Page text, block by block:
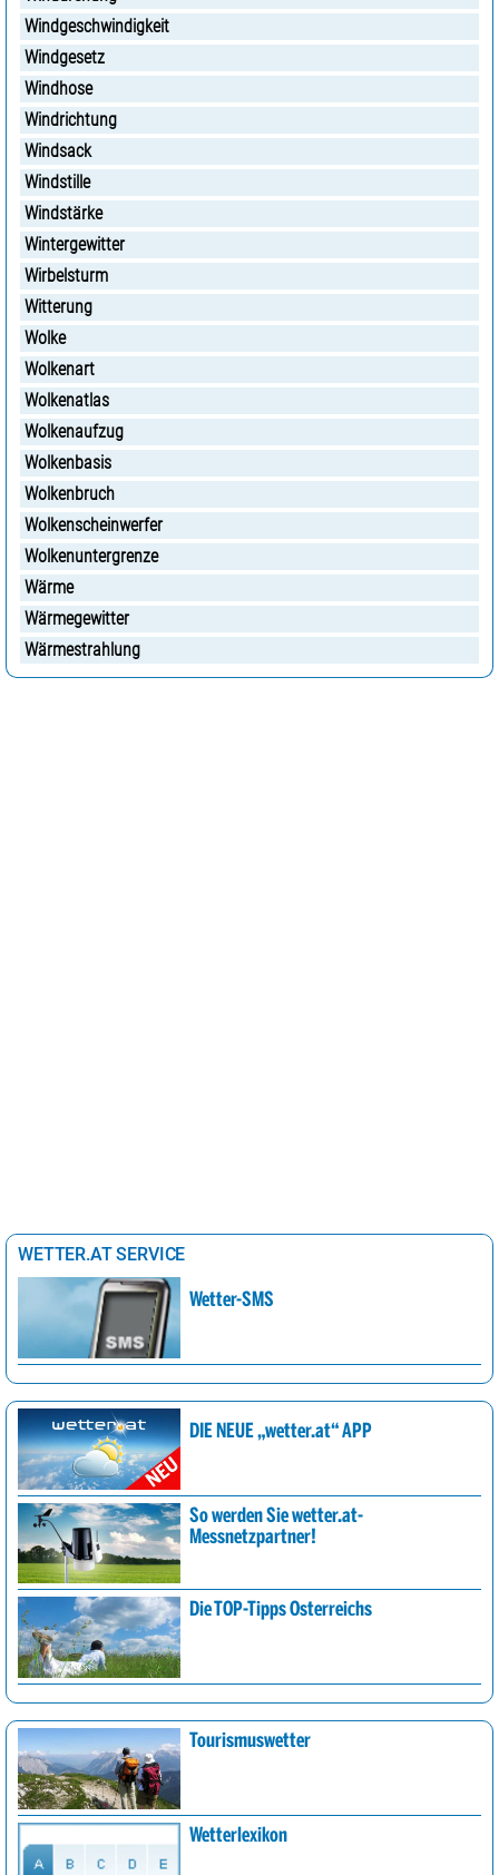
Windgeschwindigkeit
Windgesetz
Windhose
Windrichtung
Windsack
Windstille
Windstärke
Wintergewitter
Wirbelsturm
Witterung
Wolke
Wolkenart
Wolkenatlas
Wolkenaufzug
Wolkenbasis
Wolkenbruch
Wolkenscheinwerfer
Wolkenuntergrenze
Wärme
Wärmegewitter
Wärmestrahlung
WETTER.AT SERVICE
Wetter-SMS
DIE NEUE „wetter.at“ APP
So werden Sie wetter.at-
Messnetzpartner!
Die TOP-Tipps Österreichs
Tourismuswetter
Wetterlexikon